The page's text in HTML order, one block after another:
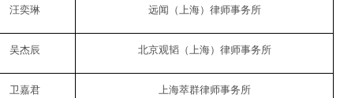
汪奕琳 远闻（上海）律师事务所
吴杰辰 北京观韬（上海）律师事务所
卫嘉君 上海萃群律师事务所